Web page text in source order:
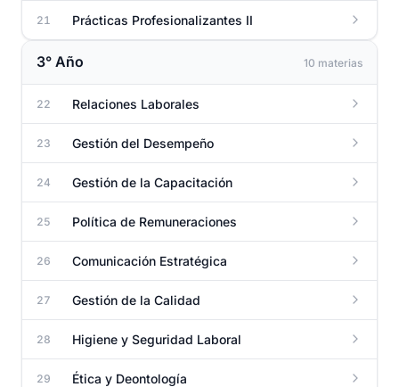
21 Prácticas Profesionalizantes II
3° Año 10 materias
22 Relaciones Laborales
23 Gestión del Desempeño
24 Gestión de la Capacitación
25 Política de Remuneraciones
26 Comunicación Estratégica
27 Gestión de la Calidad
28 Higiene y Seguridad Laboral
29 Ética y Deontología